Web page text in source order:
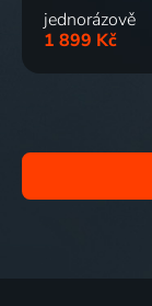
jednorázově
1 899 Kč